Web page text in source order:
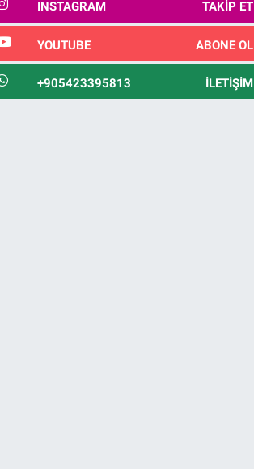
INSTAGRAM TAKIP ET
YOUTUBE ABONE OL
+905423395813 İLETIŞIM